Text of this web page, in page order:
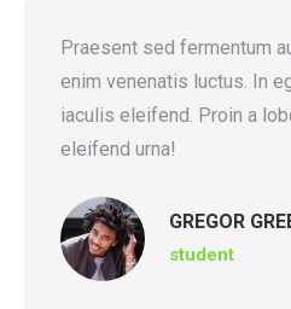
GREGOR
student
Praesent sed fermentum
enim venenatis luctus. In
iaculis eleifend. Proin a
eleifend urna!